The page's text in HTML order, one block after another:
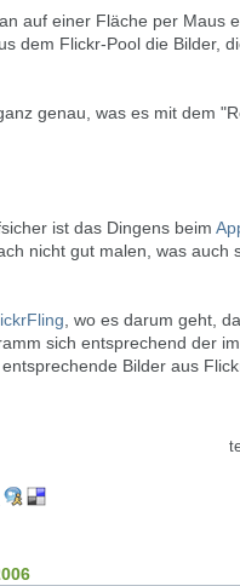
auf einer Fläche per Maus
dem Flickr-Pool die Bilder,
genau, was es mit dem
ist das Dingens beim
nicht gut malen, was auch
, wo es darum geht,
sich entsprechend der
Bilder aus